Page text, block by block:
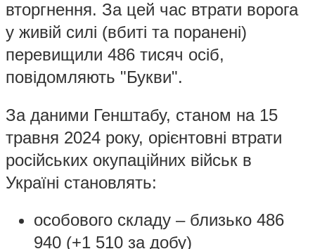
вторгнення. За цей час втрати ворога
у живій силі (вбиті та поранені)
перевищили 486 тисяч осіб,
повідомляють "Букви".
За даними Генштабу, станом на 15
травня 2024 року, орієнтовні втрати
російських окупаційних військ в
Україні становлять:
особового складу ‒ близько 486
940 (+1 510 за добу)